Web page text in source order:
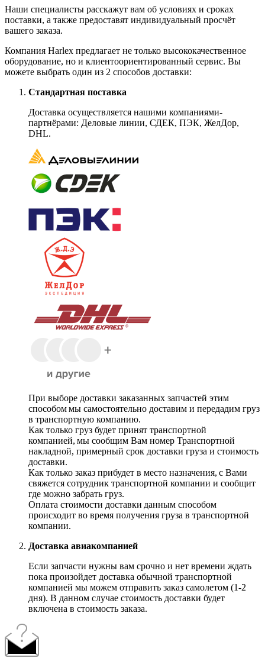
Наши специалисты расскажут вам об условиях и сроках
поставки, а также предоставят индивидуальный просчёт
вашего заказа.
Компания Harlex предлагает не только высококачественное
оборудование, но и клиентоориентированный сервис. Вы
можете выбрать один из 2 способов доставки:
Стандартная поставка
Доставка осуществляется нашими компаниями-
партнёрами: Деловые линии, СДЕК, ПЭК, ЖелДор,
DHL.
При выборе доставки заказанных запчастей этим
способом мы самостоятельно доставим и передадим груз
в транспортную компанию.
Как только груз будет принят транспортной
компанией, мы сообщим Вам номер Транспортной
накладной, примерный срок доставки груза и стоимость
доставки.
Как только заказ прибудет в место назначения, с Вами
свяжется сотрудник транспортной компании и сообщит
где можно забрать груз.
Оплата стоимости доставки данным способом
происходит во время получения груза в транспортной
компании.
Доставка авиакомпанией
Если запчасти нужны вам срочно и нет времени ждать
пока произойдет доставка обычной транспортной
компанией мы можем отправить заказ самолетом (1-2
дня). В данном случае стоимость доставки будет
включена в стоимость заказа.